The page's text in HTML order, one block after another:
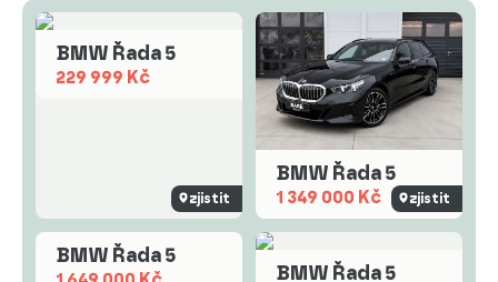
BMW Řada 5
229 999 Kč
zjistit
BMW Řada 5
1 349 000 Kč zjistit
BMW Řada 5
BMW Řada 5